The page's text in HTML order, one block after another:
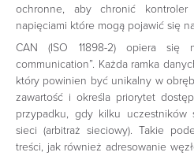
ochronne, aby chronić
napięciami które mogą pojawić się
CAN (ISO 11898-2) opiera się
communication”. Każda ramka
który powinien być unikalny w
zawartość i określa priorytet
przypadku, gdy kilku
sieci (arbitraż sieciowy). Takie
treści, jak również adresowanie